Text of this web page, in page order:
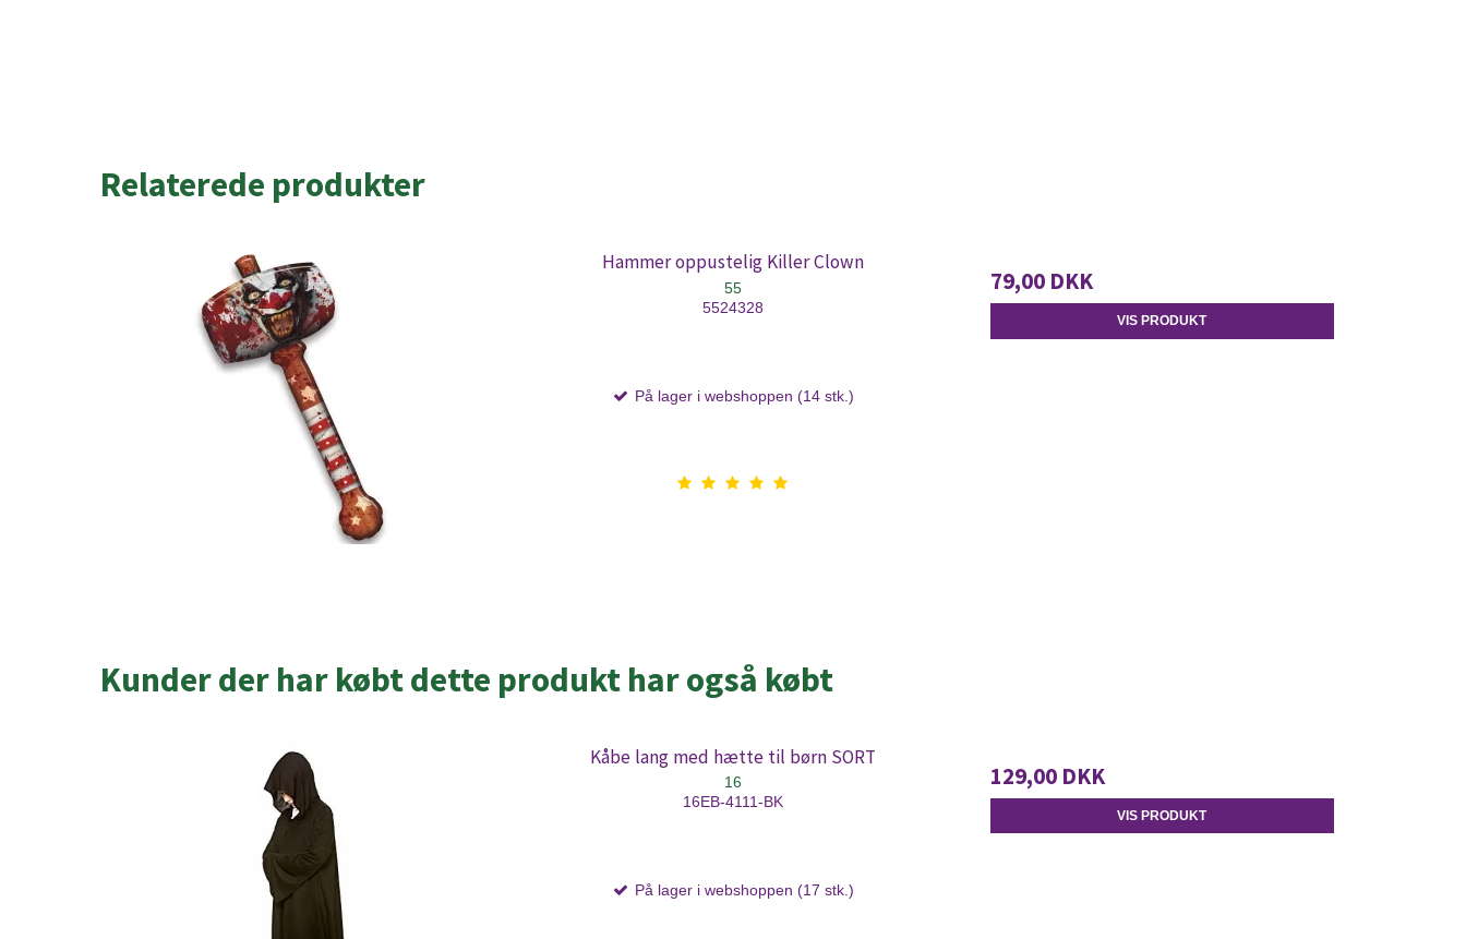
Relaterede produkter
Hammer oppustelig Killer Clown
55
5524328
På lager i webshoppen (14 stk.)
79,00 DKK
VIS PRODUKT
Kunder der har købt dette produkt har også købt
Kåbe lang med hætte til børn SORT
16
16EB-4111-BK
På lager i webshoppen (17 stk.)
129,00 DKK
VIS PRODUKT